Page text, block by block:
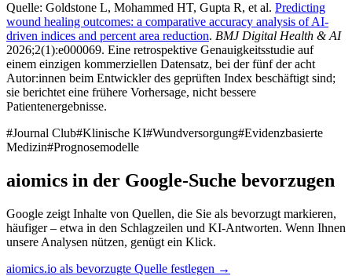
Quelle: Goldstone L, Mohammed HT, Gupta R, et al. Predicting
wound healing outcomes: a comparative accuracy analysis of AI-
driven indices and percent area reduction. BMJ Digital Health & AI
2026;2(1):e000069. Eine retrospektive Genauigkeitsstudie auf
einem einzigen kommerziellen Datensatz, bei der fünf der acht
Autor:innen beim Entwickler des geprüften Index beschäftigt sind;
sie berichtet eine frühere Vorhersage, nicht bessere
Patientenergebnisse.
#Journal Club#Klinische KI#Wundversorgung#Evidenzbasierte
Medizin#Prognosemodelle
aiomics in der Google-Suche bevorzugen
Google zeigt Inhalte von Quellen, die Sie als bevorzugt markieren,
häufiger – etwa in den Schlagzeilen und KI-Antworten. Wenn Ihnen
unsere Analysen nützen, genügt ein Klick.
aiomics.io als bevorzugte Quelle festlegen →